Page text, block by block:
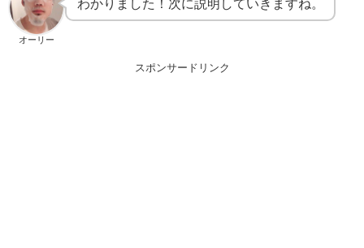
オーリー
わかりました！次に説明していきますね。
スポンサードリンク